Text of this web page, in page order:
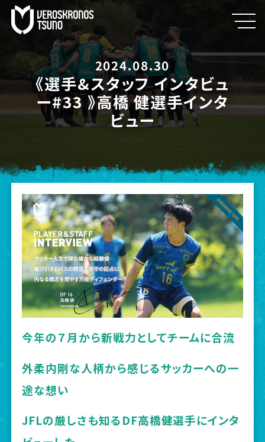
2024.08.30
《選手&スタッフ インタビュ
ー#33 》高橋 健選手インタ
ビュー
今年の７月から新戦力としてチームに合流
外柔内剛な人柄から感じるサッカーへの一
途な想い
JFLの厳しさも知るDF高橋健選手にインタ